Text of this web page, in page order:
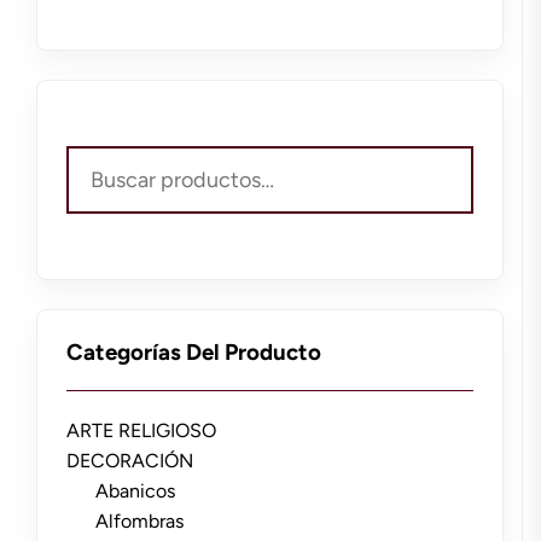
por:
Categorías Del Producto
ARTE RELIGIOSO
DECORACIÓN
Abanicos
Alfombras